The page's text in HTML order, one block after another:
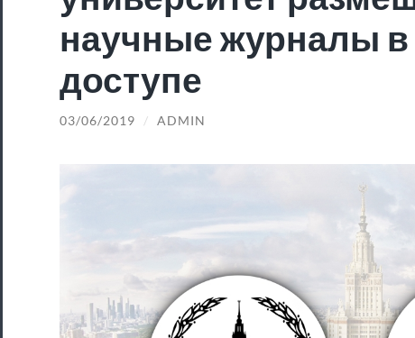
научные журналы
доступе
03/06/2019 / ADMIN